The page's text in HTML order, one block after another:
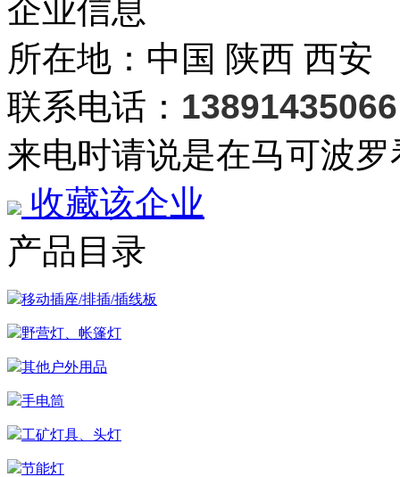
企业信息
所在地：中国 陕西 西安
联系电话： 13891435066
来电时请说是在马可波
收藏该企业
产品目录
移动插座/排插/插线板
野营灯、帐篷灯
其他户外用品
手电筒
工矿灯具、头灯
节能灯